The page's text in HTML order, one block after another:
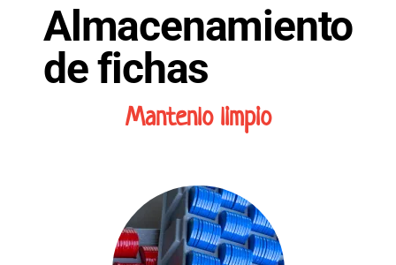
Almacenamiento
de fichas
Mantenlo limpio